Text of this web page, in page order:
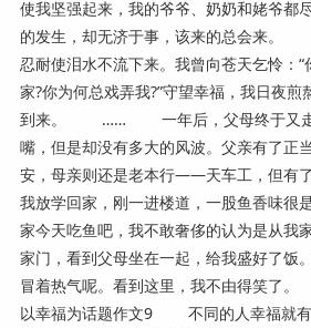
使我坚强起来，我的爷爷、奶奶和姥爷都
的发生，却无济于事，该来的总会来。
忍耐使泪水不流下来。我曾向苍天乞怜：
家?你为何总戏弄我?”守望幸福，我日夜煎
到来。 …… 一年后，父母终于又走
嘴，但是却没有多大的风波。父亲有了正
安，母亲则还是老本行——天车工，但
我放学回家，刚一进楼道，一股鱼香味很
家今天吃鱼吧，我不敢奢侈的认为是从我
家门，看到父母坐在一起，给我盛好了饭
冒着热气呢。看到这里，我不由得笑了
以幸福为话题作文9 不同的人幸福就有